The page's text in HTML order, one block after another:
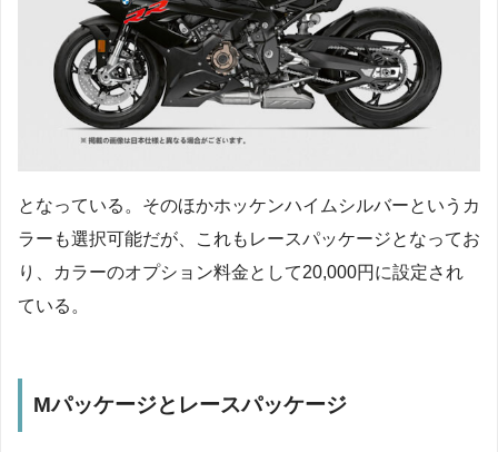
となっている。そのほかホッケンハイムシルバーというカ
ラーも選択可能だが、これもレースパッケージとなってお
り、カラーのオプション料金として20,000円に設定され
ている。
Mパッケージとレースパッケージ